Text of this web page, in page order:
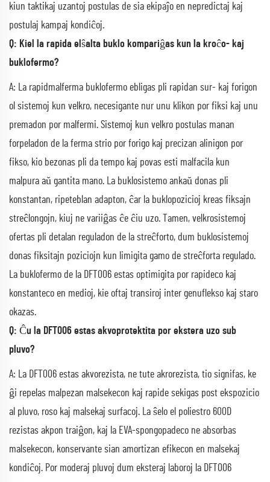
kiun taktikaj uzantoj postulas de sia ekipaĵo en nepredictaj kaj
postulaj kampaj kondiĉoj.
Q: Kiel la rapida elŝalta buklo kompariĝas kun la kroĉo- kaj
buklofermo?
A: La rapidmalferma buklofermo ebligas pli rapidan sur- kaj forigon
ol sistemoj kun velkro, necesigante nur unu klikon por fiksi kaj unu
premadon por malfermi. Sistemoj kun velkro postulas manan
forpeladon de la ferma strio por forigo kaj precizan alinigon por
fikso, kio bezonas pli da tempo kaj povas esti malfacila kun
malpura aŭ gantita mano. La buklosistemo ankaŭ donas pli
konstantan, ripeteblan adapton, ĉar la buklopozicioj kreas fiksajn
streĉlongojn, kiuj ne variiĝas ĉe ĉiu uzo. Tamen, velkrosistemoj
ofertas pli detalan reguladon de la streĉforto, dum buklosistemoj
donas fiksitajn poziciojn kun limigita gamo de streĉforta regulado.
La buklofermo de la DFT006 estas optimigita por rapideco kaj
konstanteco en medioj, kie oftaj transiroj inter genuflekso kaj staro
okazas.
Q: Ĉu la DFT006 estas akvoprotektita por ekstera uzo sub
pluvo?
A: La DFT006 estas akvorezista, ne tute akrorezista, tio signifas, ke
ĝi repelas malpezan malsekecon kaj rapide sekigas post ekspozicio
al pluvo, roso kaj malsekaj surfacoj. La ŝelo el poliestro 600D
rezistas akpon traiĝon, kaj la EVA-spongopadeco ne absorbas
malsekecon, konservante sian amortizan efikecon en malsekaj
kondiĉoj. Por moderaj pluvoj dum eksteraj laboroj la DFT006